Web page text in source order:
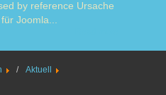
by reference Ursache
Joomla...
Aktuell